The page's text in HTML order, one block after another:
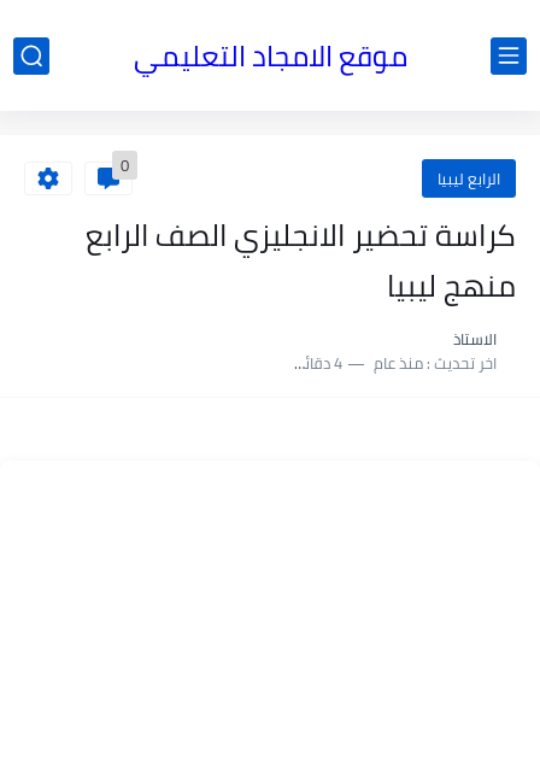
موقع الامجاد التعليمي
الرابع ليبيا 0
كراسة تحضير الانجليزي الصف الرابع
منهج ليبيا
الاستاذ
اخر تحديث :منذ عام 4 دقائق للقراءة